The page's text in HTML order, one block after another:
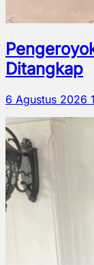
Ditangkap
6 Agustus 2026